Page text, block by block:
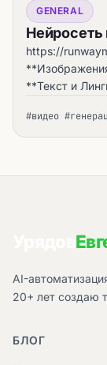
GENERAL
Нейросеть
https://
**Текст и
#видео
AI-
20+ лет создаю
БЛОГ